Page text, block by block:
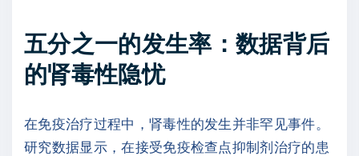
五分之一的发生率：数据背后
的肾毒性隐忧
在免疫治疗过程中，肾毒性的发生并非罕见事件。
研究数据显示，在接受免疫检查点抑制剂治疗的患